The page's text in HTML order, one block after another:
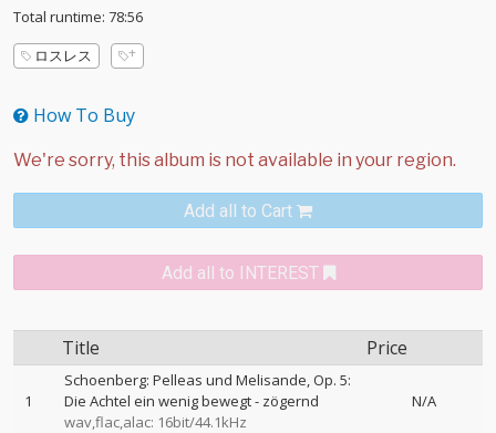
Total runtime: 78:56
ロスレス
How To Buy
Add all to Cart
Add all to INTEREST
Title Price
1
Schoenberg: Pelleas und Melisande, Op. 5:
Die Achtel ein wenig bewegt - zögernd
wav,flac,alac: 16bit/44.1kHz
N/A